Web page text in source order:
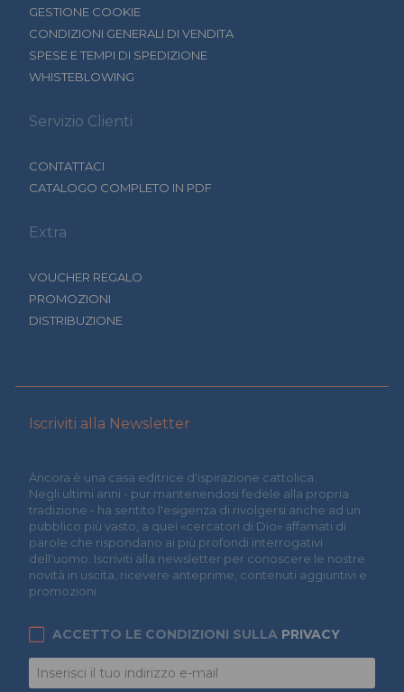
GESTIONE COOKIE
CONDIZIONI GENERALI DI VENDITA
SPESE E TEMPI DI SPEDIZIONE
WHISTEBLOWING
Servizio Clienti
CONTATTACI
CATALOGO COMPLETO IN PDF
Extra
VOUCHER REGALO
PROMOZIONI
DISTRIBUZIONE
Iscriviti alla Newsletter
Àncora è una casa editrice d'ispirazione cattolica.
Negli ultimi anni - pur mantenendosi fedele alla propria
tradizione - ha sentito l'esigenza di rivolgersi anche ad un
pubblico più vasto, a quei «cercatori di Dio» affamati di
parole che rispondano ai più profondi interrogativi
dell'uomo. Iscriviti alla newsletter per conoscere le nostre
novità in uscita, ricevere anteprime, contenuti aggiuntivi e
promozioni.
ACCETTO LE CONDIZIONI SULLA PRIVACY